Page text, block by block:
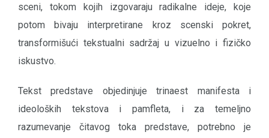
sceni, tokom kojih izgovaraju radikalne ideje, koje
potom bivaju interpretirane kroz scenski pokret,
transformišući tekstualni sadržaj u vizuelno i fizičko
iskustvo.
Tekst predstave objedinjuje trinaest manifesta i
ideoloških tekstova i pamfleta, i za temeljno
razumevanje čitavog toka predstave, potrebno je